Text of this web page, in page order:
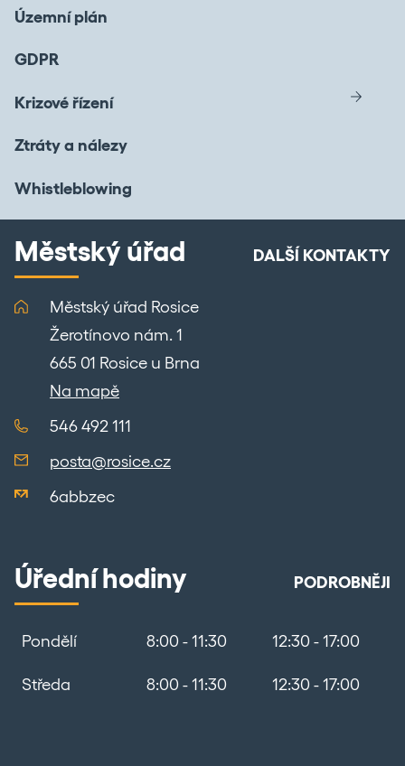
Územní plán
GDPR
Krizové řízení
Ztráty a nálezy
Whistleblowing
Městský úřad DALŠÍ KONTAKTY
Městský úřad Rosice
Žerotínovo nám. 1
665 01 Rosice u Brna
Na mapě
546 492 111
posta@rosice.cz
6abbzec
Úřední hodiny PODROBNĚJI
Pondělí 8:00 - 11:30 12:30 - 17:00
Středa 8:00 - 11:30 12:30 - 17:00